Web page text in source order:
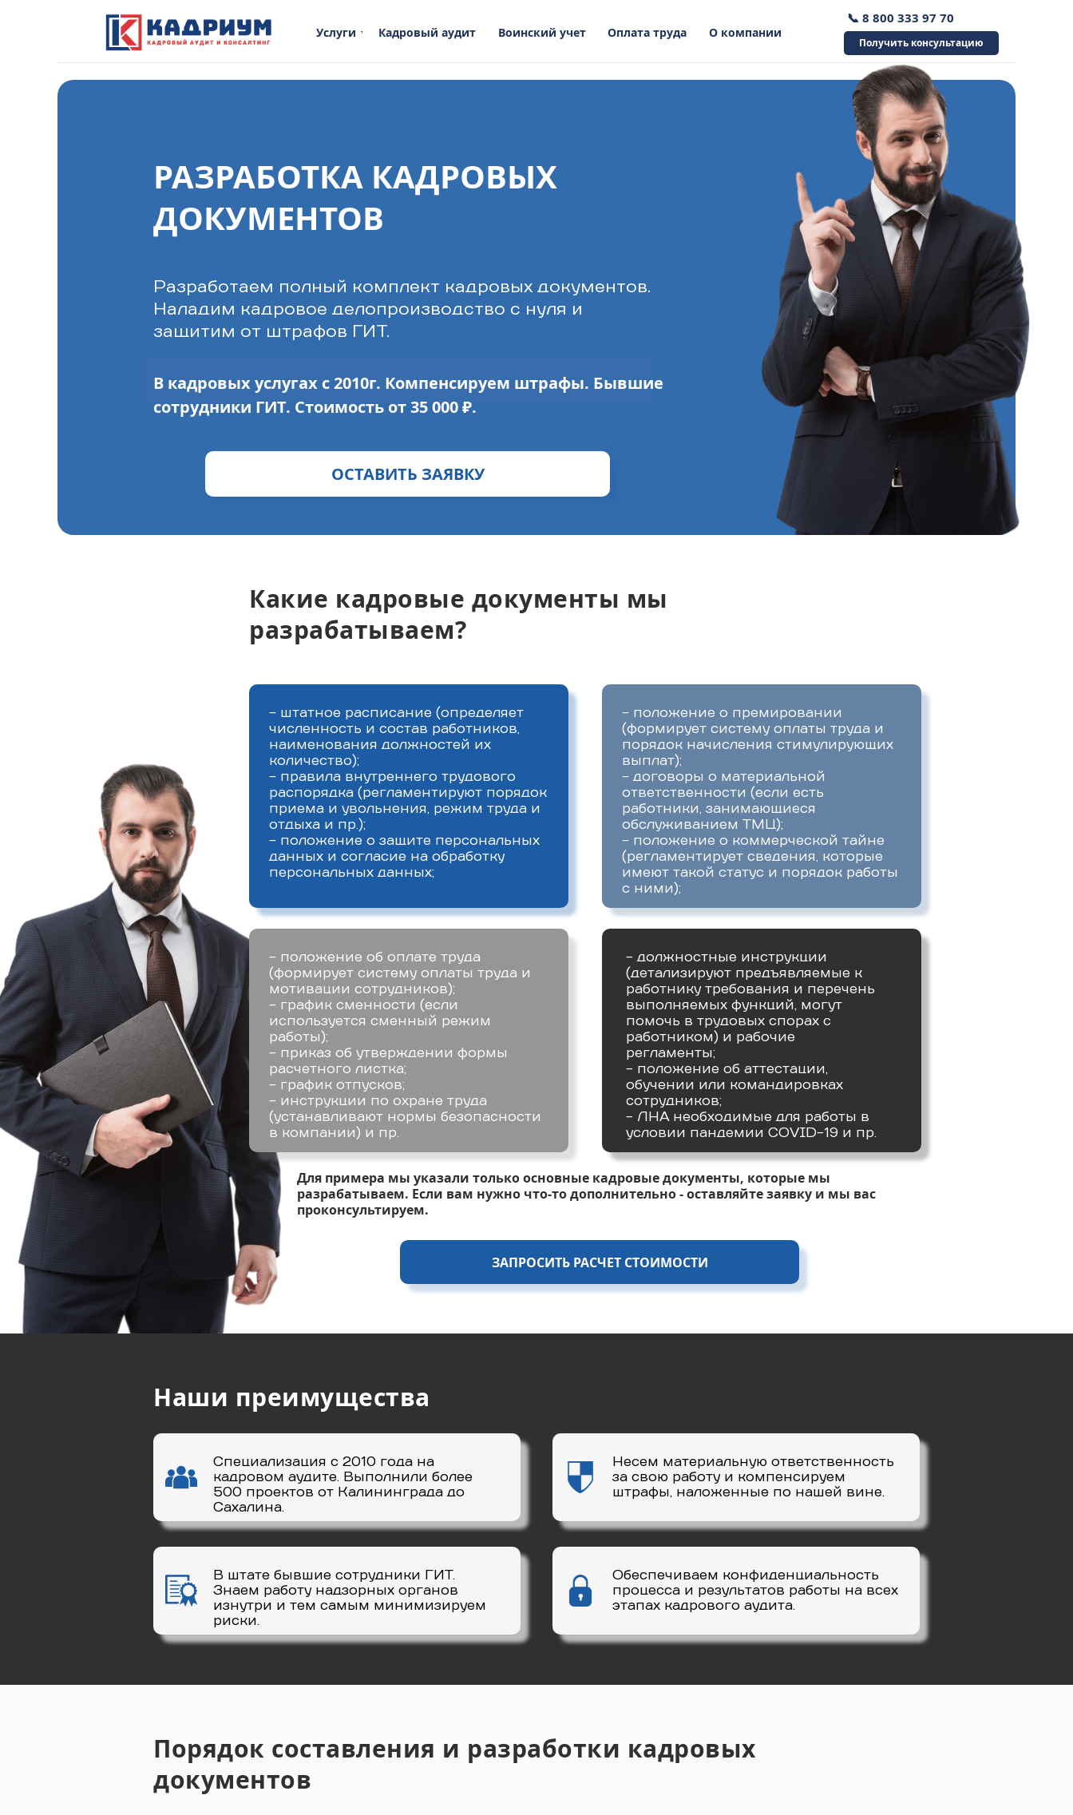
ЗАПРОСИТЬ СТОИМОСТЬ АУДИТА
Кадровый аудит Воинский учет О компании
Оплата труда
Услуги
📞 8 800 333 97 70
Получить консультацию
РАЗРАБОТКА КАДРОВЫХ
ДОКУМЕНТОВ
Разработаем полный комплект кадровых документов.
Наладим кадровое делопроизводство с нуля и
защитим от штрафов ГИТ.
В кадровых услугах с 2010г. Компенсируем штрафы. Бывшие
сотрудники ГИТ. Стоимость от 35 000 ₽.
ОСТАВИТЬ ЗАЯВКУ
ЗАПРОСИТЬ РАСЧЕТ СТОИМОСТИ
- штатное расписание (определяет
численность и состав работников,
наименования должностей их
количество);
- правила внутреннего трудового
распорядка (регламентируют порядок
приема и увольнения, режим труда и
отдыха и пр.);
- положение о защите персональных
данных и согласие на обработку
персональных данных;
Для примера мы указали только основные кадровые документы, которые мы
разрабатываем. Если вам нужно что-то дополнительно - оставляйте заявку и мы вас
проконсультируем.
Какие кадровые документы мы
разрабатываем?
- положение об оплате труда
(формирует систему оплаты труда и
мотивации сотрудников);
- график сменности (если
используется сменный режим
работы);
- приказ об утверждении формы
расчетного листка;
- график отпусков;
- инструкции по охране труда
(устанавливают нормы безопасности
в компании) и пр.
- положение о премировании
(формирует систему оплаты труда и
порядок начисления стимулирующих
выплат);
- договоры о материальной
ответственности (если есть
работники, занимающиеся
обслуживанием ТМЦ);
- положение о коммерческой тайне
(регламентирует сведения, которые
имеют такой статус и порядок работы
с ними);
- должностные инструкции
(детализируют предъявляемые к
работнику требования и перечень
выполняемых функций, могут
помочь в трудовых спорах с
работником) и рабочие
регламенты;
- положение об аттестации,
обучении или командировках
сотрудников;
- ЛНА необходимые для работы в
условии пандемии COVID-19 и пр.
Наши преимущества
Специализация с 2010 года на
кадровом аудите. Выполнили более
500 проектов от Калининграда до
Сахалина.
В штате бывшие сотрудники ГИТ.
Знаем работу надзорных органов
изнутри и тем самым минимизируем
риски.
Несем материальную ответственность
за свою работу и компенсируем
штрафы, наложенные по нашей вине.
Обеспечиваем конфиденциальность
процесса и результатов работы на всех
этапах кадрового аудита.
Порядок составления и разработки кадровых
документов